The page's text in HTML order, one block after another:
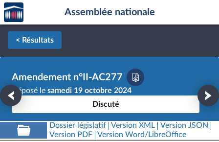
Aller au contenu
Aller en bas de la page
Accèder
à la
page
d'accueil
Assemblée nationale
< Résultats
Amendement n°II-AC277
Déposé le samedi 19 octobre 2024
Discuté
Dossier législatif Version XML
Version JSON
Version PDF
Version Word/LibreOffice